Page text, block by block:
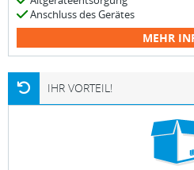
Anschluss des Gerätes
MEHR
IHR VORTEIL!